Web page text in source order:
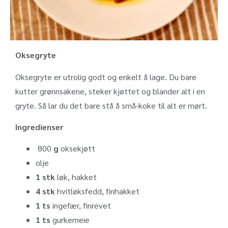
Oksegryte
Oksegryte er utrolig godt og enkelt å lage. Du bare
kutter grønnsakene, steker kjøttet og blander alt i en
gryte. Så lar du det bare stå å små-koke til alt er mørt.
Ingredienser
800 g oksekjøtt
olje
1 stkløk, hakket
4 stkhvitløksfedd, finhakket
1 ts ingefær, finrevet
1 ts gurkemeie